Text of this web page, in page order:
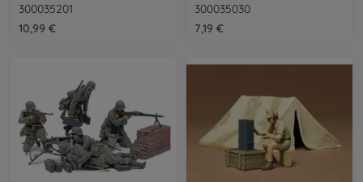
300035201
10,99 €
300035030
7,19 €